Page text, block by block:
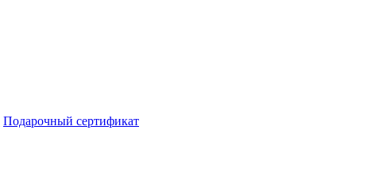
Подарочный сертификат